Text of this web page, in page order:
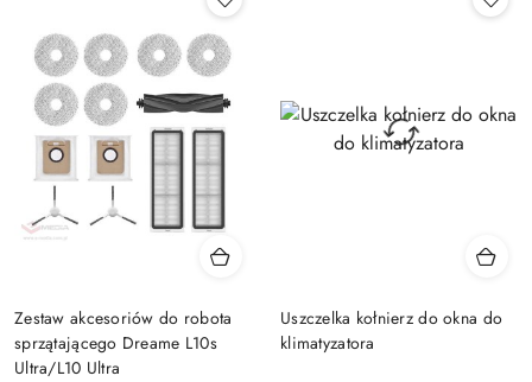
Zestaw akcesoriów do robota
sprzątającego Dreame L10s
Ultra/L10 Ultra
Uszczelka kołnierz do okna do
klimatyzatora